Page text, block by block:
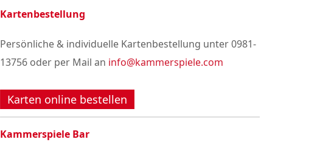
Kartenbestellung
Persönliche & individuelle Kartenbestellung unter 0981-
13756 oder per Mail an info@kammerspiele.com
Karten online bestellen
Kammerspiele Bar